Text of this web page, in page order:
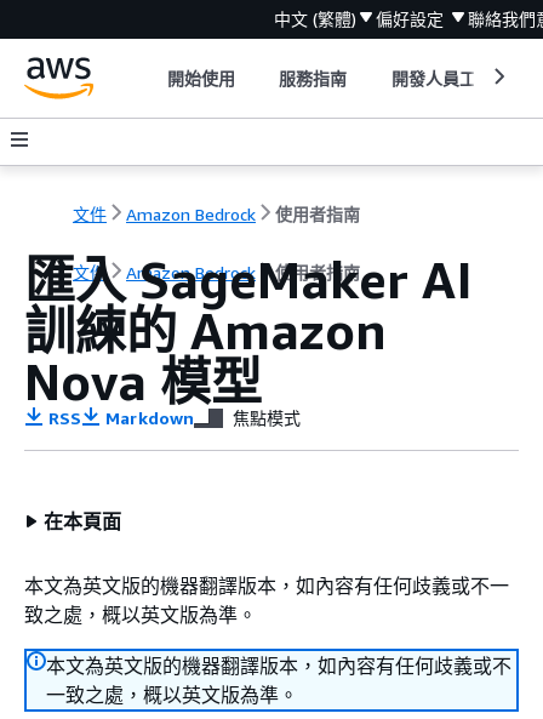
中文 (繁體) 偏好設定 聯絡我們
開始使用 服務指南 開發人員工具
文件 Amazon Bedrock 使用者指南
文件 Amazon Bedrock 使用者指南
匯入 SageMaker AI
訓練的 Amazon
Nova 模型
RSS Markdown 焦點模式
在本頁面
本文為英文版的機器翻譯版本，如內容有任何歧義或不一
致之處，概以英文版為準。
本文為英文版的機器翻譯版本，如內容有任何歧義或不
一致之處，概以英文版為準。